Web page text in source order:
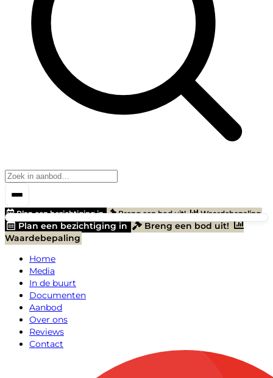
Plan een bezichtiging in Breng een bod uit! Waardebepaling
Plan een bezichtiging in
Breng een bod uit!
Waardebepaling
Home
Media
In de buurt
Documenten
Aanbod
Over ons
Reviews
Contact